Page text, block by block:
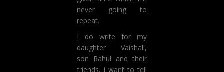
never going to
repeat.
I do write for my
daughter Vaishali,
son Rahul and their
friends. I want to tell